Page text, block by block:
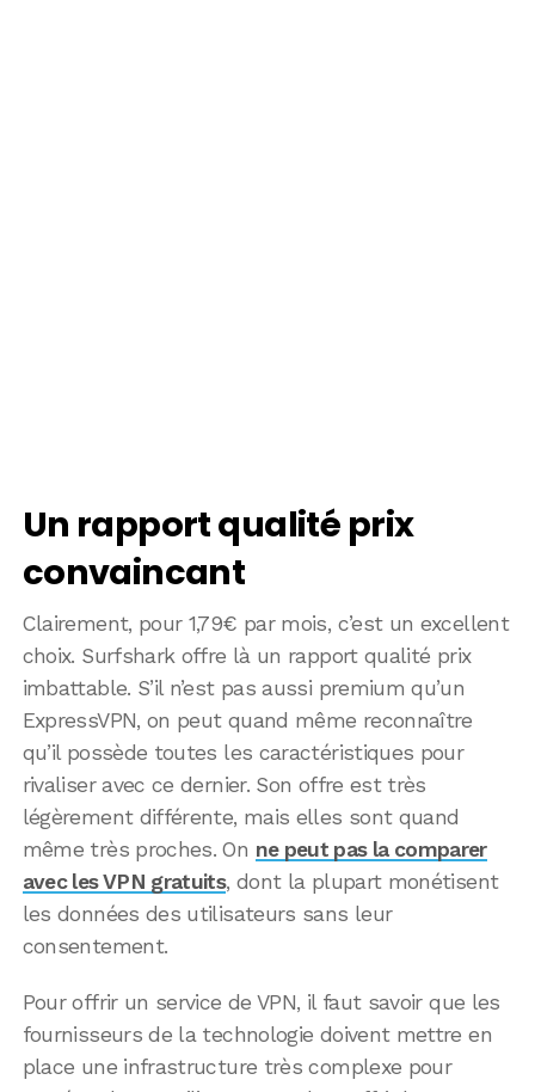
Un rapport qualité prix
convaincant
Clairement, pour 1,79€ par mois, c’est un excellent
choix. Surfshark offre là un rapport qualité prix
imbattable. S’il n’est pas aussi premium qu’un
ExpressVPN, on peut quand même reconnaître
qu’il possède toutes les caractéristiques pour
rivaliser avec ce dernier. Son offre est très
légèrement différente, mais elles sont quand
même très proches. On ne peut pas la comparer
avec les VPN gratuits, dont la plupart monétisent
les données des utilisateurs sans leur
consentement.
Pour offrir un service de VPN, il faut savoir que les
fournisseurs de la technologie doivent mettre en
place une infrastructure très complexe pour